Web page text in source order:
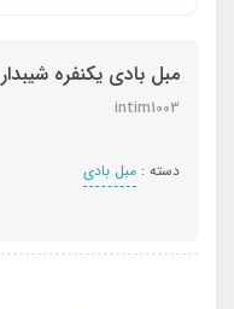
مبل بادی یکنفره شیبدار
intim1003
دسته : مبل بادی